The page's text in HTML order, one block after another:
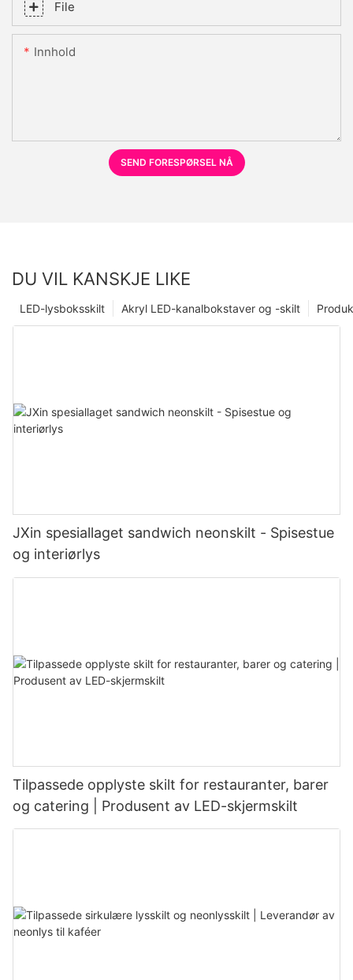
File
Innhold
SEND FORESPØRSEL NÅ
DU VIL KANSKJE LIKE
Akryl LED-kanalbokstaver og -skilt
LED-lysboksskilt
JXin spesiallaget sandwich neonskilt - Spisestue
og interiørlys
Tilpassede opplyste skilt for restauranter, barer
og catering | Produsent av LED-skjermskilt